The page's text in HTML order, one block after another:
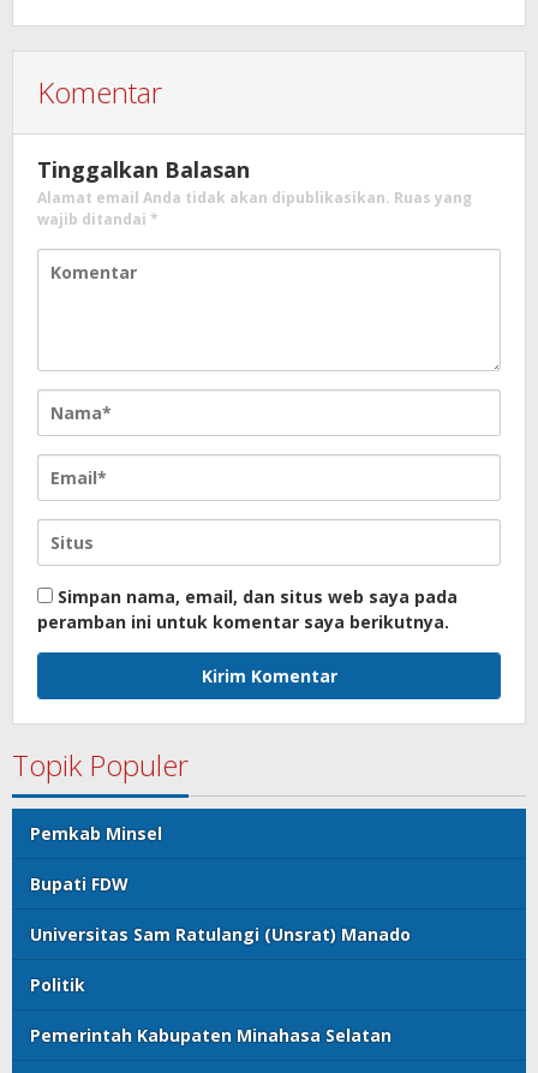
Komentar
Tinggalkan Balasan
Alamat email Anda tidak akan dipublikasikan. Ruas yang
wajib ditandai *
Simpan nama, email, dan situs web saya pada
peramban ini untuk komentar saya berikutnya.
Topik Populer
Pemkab Minsel
Bupati FDW
Universitas Sam Ratulangi (Unsrat) Manado
Politik
Pemerintah Kabupaten Minahasa Selatan